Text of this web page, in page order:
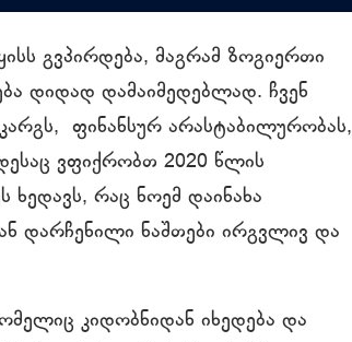
გვპირდება, მაგრამ ზოგიერთი
დიდად დამაიმედებლად. ჩვენ
ფინანსურ არასტაბილურობას,
ვფიქრობთ 2020 წლის
ხედავს, რაც ნოემ დაინახა
დარჩენილი ნაშთები ირგვლივ და
კიდობნიდან იხედება და